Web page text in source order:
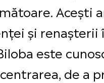
Acești
și renașterii
este
de a